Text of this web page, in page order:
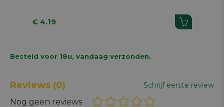
€ 4.19
Besteld voor 18u, vandaag verzonden.
Reviews (0) Schrijf eerste review
Nog geen reviews